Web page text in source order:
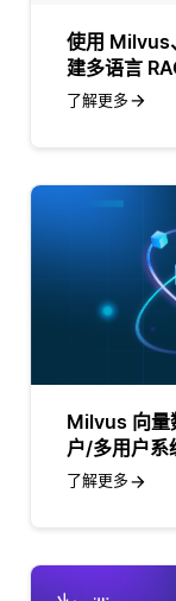
使用 Milvus
建多语言
了解更多
Milvus 向量
户/多用户系
了解更多